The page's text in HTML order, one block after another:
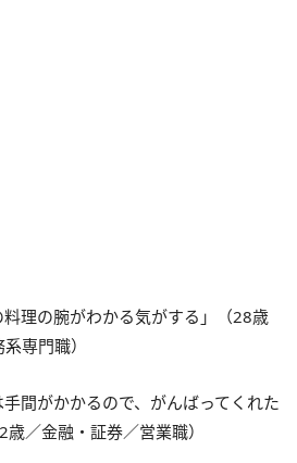
料理の腕がわかる気がする」（28歳
専門職）
手間がかかるので、がんばってくれた
／金融・証券／営業職）